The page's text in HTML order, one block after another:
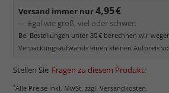
Normalglas hat eine leichte
Bereich der Weißtöne zu einem
kommt. Für Bilder mit hellen Farben
Museumsglas.
Versand immer nur4,95 €
— Egal wie groß, viel oder schwer.
Bei Bestellungen unter 30 € berechnen wir
Verpackungsaufwands einen kleinen Aufpreis
Stellen Sie Fragen zu diesem Produkt!
*Alle Preise inkl. MwSt. zzgl. Versandkosten.